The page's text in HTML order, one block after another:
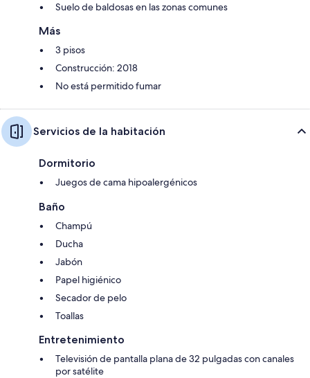
Suelo de baldosas en las zonas comunes
Más
3 pisos
Construcción: 2018
No está permitido fumar
Servicios de la habitación
Dormitorio
Juegos de cama hipoalergénicos
Baño
Champú
Ducha
Jabón
Papel higiénico
Secador de pelo
Toallas
Entretenimiento
Televisión de pantalla plana de 32 pulgadas con canales
por satélite